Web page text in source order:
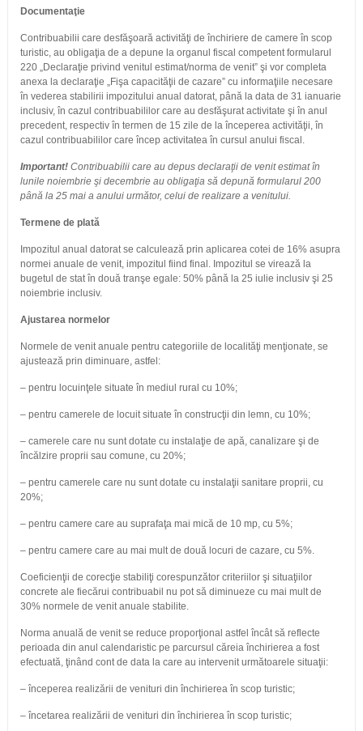
Documentaţie
Contribuabilii care desfăşoară activităţi de închiriere de camere în scop
turistic, au obligaţia de a depune la organul fiscal competent formularul
220 „Declaraţie privind venitul estimat/norma de venit” şi vor completa
anexa la declaraţie „Fişa capacităţii de cazare” cu informaţiile necesare
în vederea stabilirii impozitului anual datorat, până la data de 31 ianuarie
inclusiv, în cazul contribuabililor care au desfăşurat activitate şi în anul
precedent, respectiv în termen de 15 zile de la începerea activităţii, în
cazul contribuabililor care încep activitatea în cursul anului fiscal.
Important!Contribuabilii care au depus declaraţii de venit estimat în
lunile noiembrie şi decembrie au obligaţia să depună formularul 200
până la 25 mai a anului următor, celui de realizare a venitului.
Termene de plată
Impozitul anual datorat se calculează prin aplicarea cotei de 16% asupra
normei anuale de venit, impozitul fiind final. Impozitul se virează la
bugetul de stat în două tranşe egale: 50% până la 25 iulie inclusiv şi 25
noiembrie inclusiv.
Ajustarea normelor
Normele de venit anuale pentru categoriile de localităţi menţionate, se
ajustează prin diminuare, astfel:
– pentru locuinţele situate în mediul rural cu 10%;
– pentru camerele de locuit situate în construcţii din lemn, cu 10%;
– camerele care nu sunt dotate cu instalaţie de apă, canalizare şi de
încălzire proprii sau comune, cu 20%;
– pentru camerele care nu sunt dotate cu instalaţii sanitare proprii, cu
20%;
– pentru camere care au suprafaţa mai mică de 10 mp, cu 5%;
– pentru camere care au mai mult de două locuri de cazare, cu 5%.
Coeficienţii de corecţie stabiliţi corespunzător criteriilor şi situaţiilor
concrete ale fiecărui contribuabil nu pot să diminueze cu mai mult de
30% normele de venit anuale stabilite.
Norma anuală de venit se reduce proporţional astfel încât să reflecte
perioada din anul calendaristic pe parcursul căreia închirierea a fost
efectuată, ţinând cont de data la care au intervenit următoarele situaţii:
– începerea realizării de venituri din închirierea în scop turistic;
– încetarea realizării de venituri din închirierea în scop turistic;